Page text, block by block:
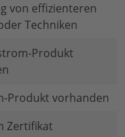
von effizienteren
Techniken
Produkt
Produkt vorhanden
Zertifikat